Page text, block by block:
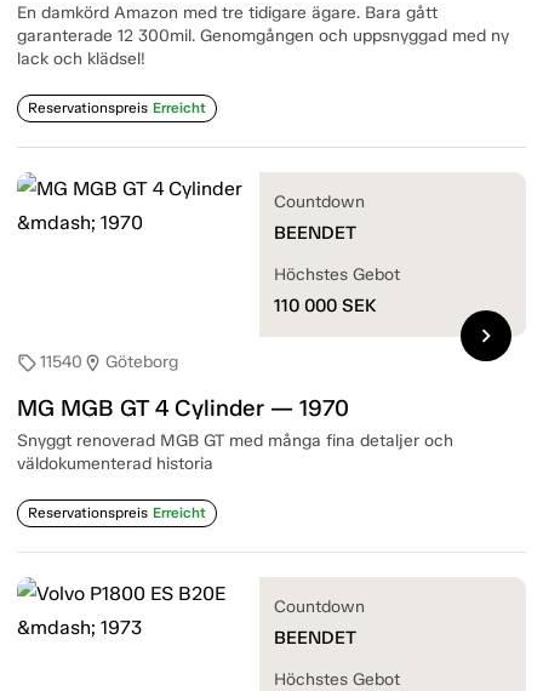
En damkörd Amazon med tre tidigare ägare. Bara gått
garanterade 12 300mil. Genomgången och uppsnyggad med ny
lack och klädsel!
Reservationspreis Erreicht
sell11540 location_on Göteborg
MG MGB GT 4 Cylinder — 1970
Snyggt renoverad MGB GT med många fina detaljer och
väldokumenterad historia
Reservationspreis Erreicht
Countdown
BEENDET
Höchstes Gebot
110 000 SEK
chevron_right
Countdown
BEENDET
Höchstes Gebot